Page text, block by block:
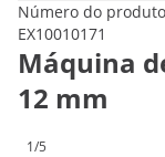
Número do
EX10010171
Máquina
12 mm
1/5